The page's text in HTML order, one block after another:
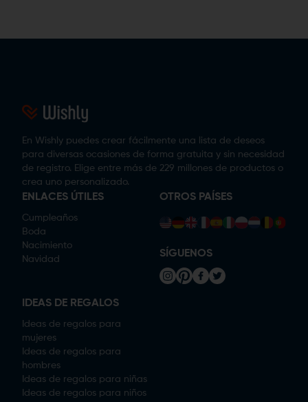
En Wishly puedes crear fácilmente una lista de deseos
para diversas ocasiones de forma gratuita y sin necesidad
de registro. Elige entre más de 229 millones de productos o
crea uno personalizado.
ENLACES ÚTILES
Cumpleaños
Boda
Nacimiento
Navidad
OTROS PAÍSES
IDEAS DE REGALOS
Ideas de regalos para
mujeres
Ideas de regalos para
hombres
Ideas de regalos para niñas
Ideas de regalos para niños
SÍGUENOS